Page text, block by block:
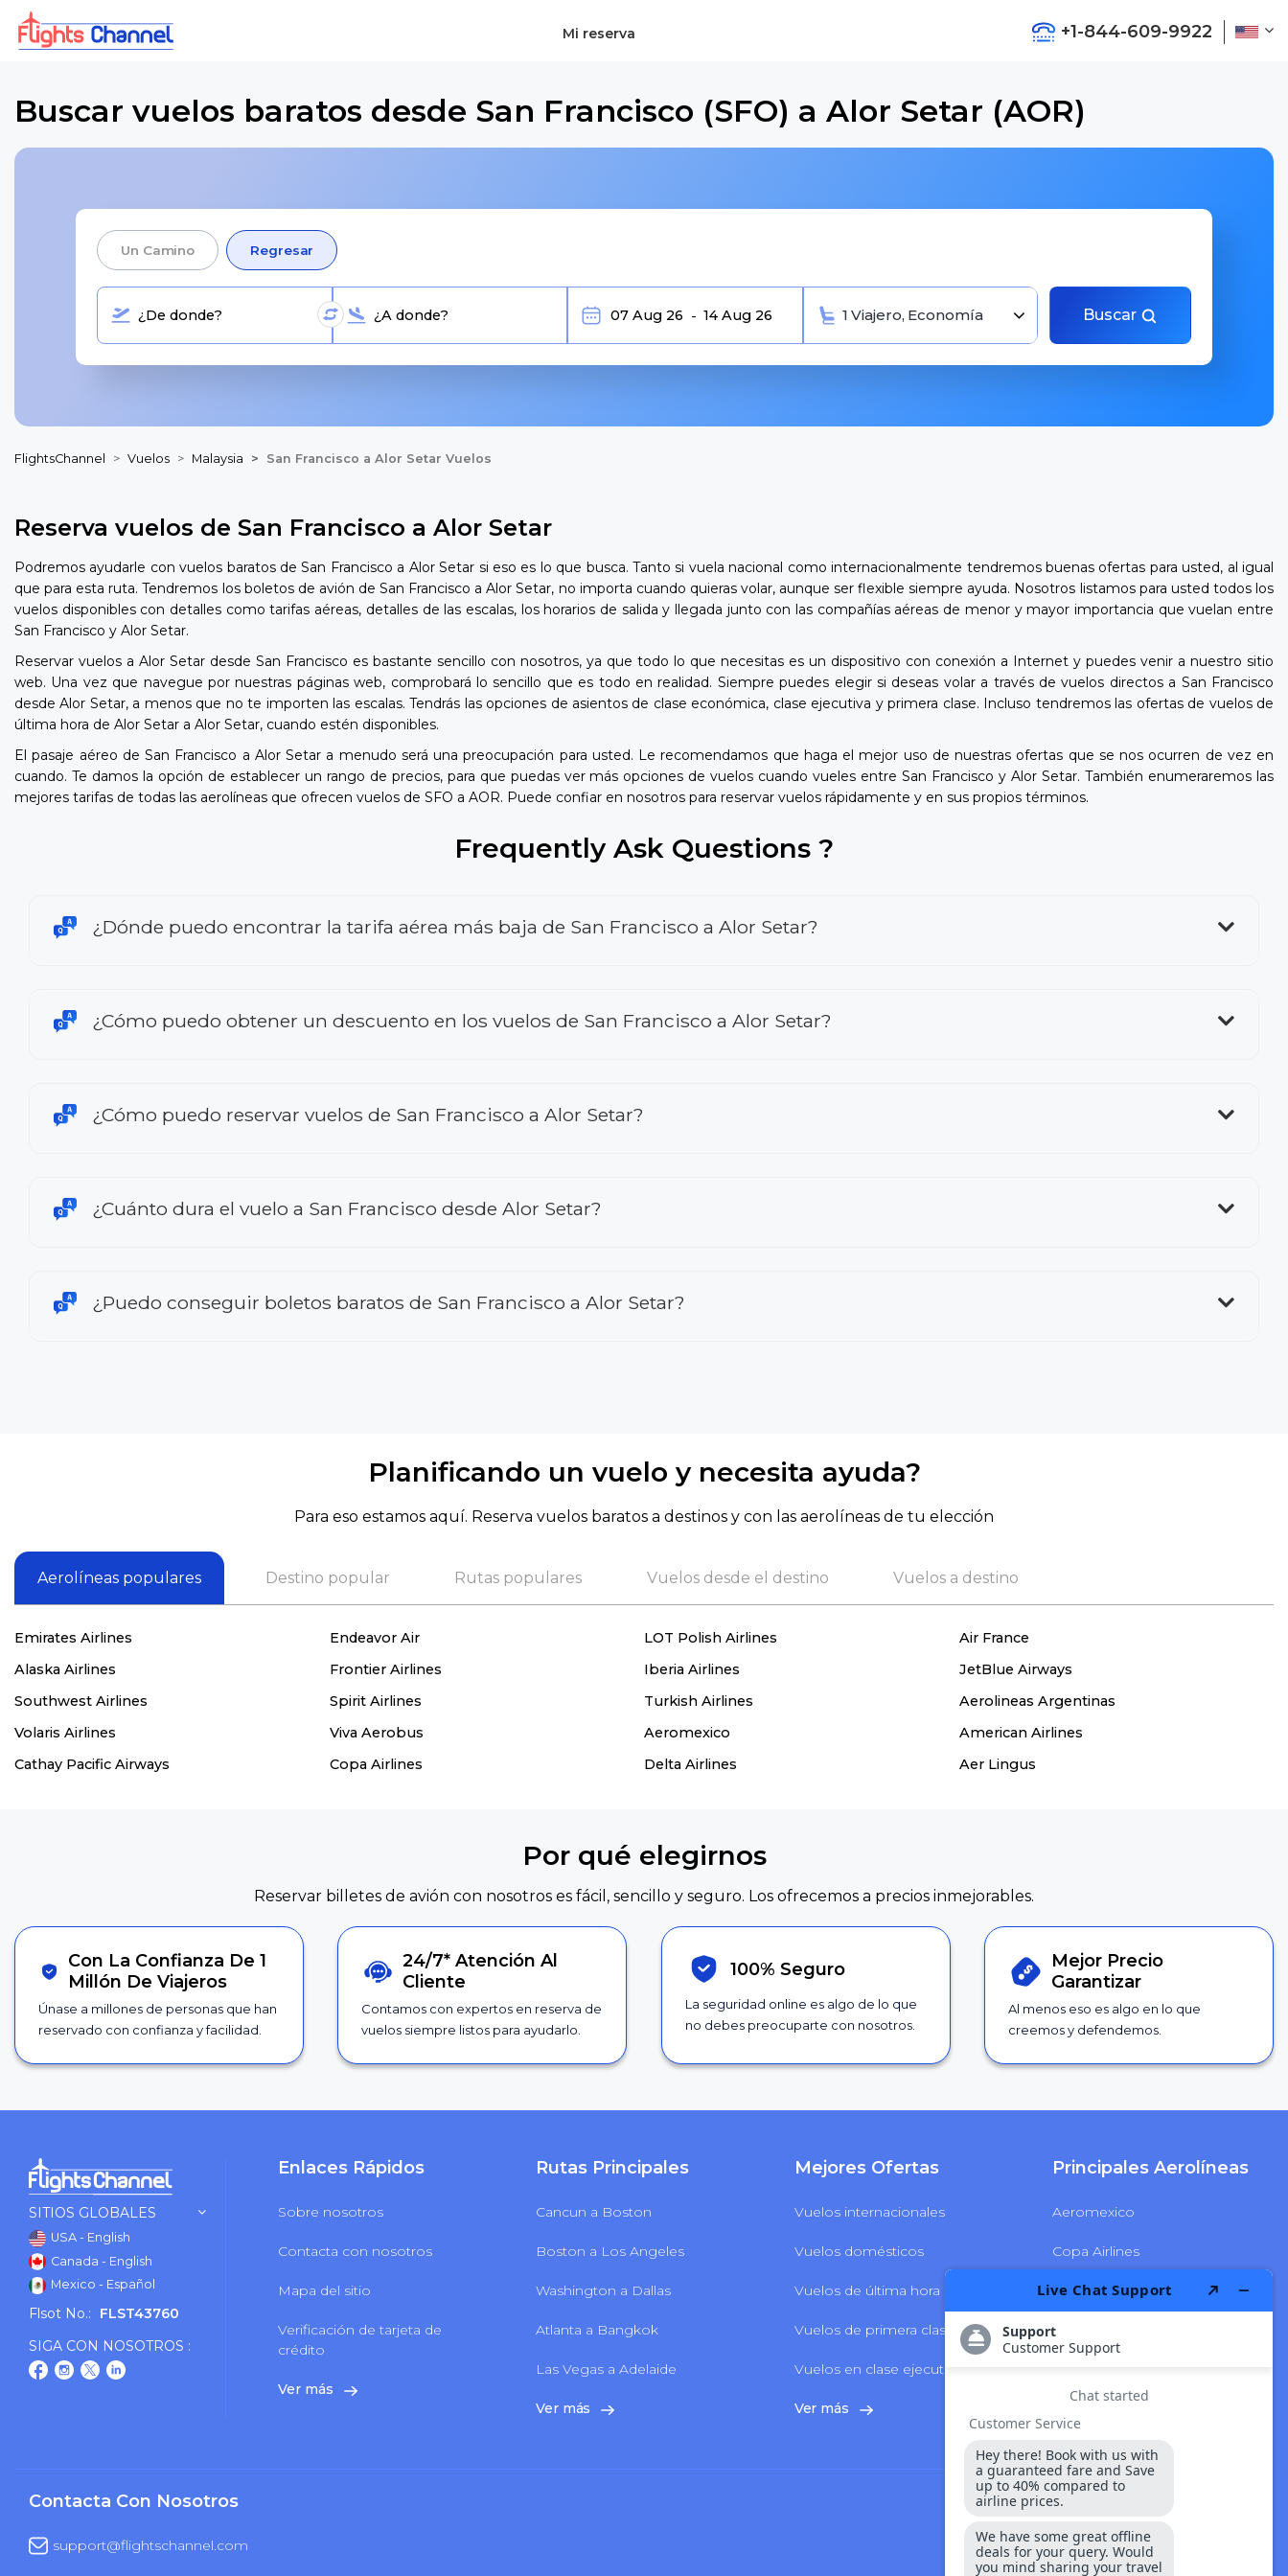
Mi reserva +1-844-609-9922
Buscar vuelos baratos desde San Francisco (SFO) a Alor Setar (AOR)
Un Camino Regresar
1 Viajero, Economía Buscar
FlightsChannel Vuelos Malaysia San Francisco a Alor Setar Vuelos
Reserva vuelos de San Francisco a Alor Setar
Podremos ayudarle con vuelos baratos de San Francisco a Alor Setar si eso es lo que busca. Tanto si vuela nacional como internacionalmente tendremos buenas ofertas para usted, al igual
que para esta ruta. Tendremos los boletos de avión de San Francisco a Alor Setar, no importa cuando quieras volar, aunque ser flexible siempre ayuda. Nosotros listamos para usted todos los
vuelos disponibles con detalles como tarifas aéreas, detalles de las escalas, los horarios de salida y llegada junto con las compañías aéreas de menor y mayor importancia que vuelan entre
San Francisco y Alor Setar.
Reservar vuelos a Alor Setar desde San Francisco es bastante sencillo con nosotros, ya que todo lo que necesitas es un dispositivo con conexión a Internet y puedes venir a nuestro sitio
web. Una vez que navegue por nuestras páginas web, comprobará lo sencillo que es todo en realidad. Siempre puedes elegir si deseas volar a través de vuelos directos a San Francisco
desde Alor Setar, a menos que no te importen las escalas. Tendrás las opciones de asientos de clase económica, clase ejecutiva y primera clase. Incluso tendremos las ofertas de vuelos de
última hora de Alor Setar a Alor Setar, cuando estén disponibles.
El pasaje aéreo de San Francisco a Alor Setar a menudo será una preocupación para usted. Le recomendamos que haga el mejor uso de nuestras ofertas que se nos ocurren de vez en
cuando. Te damos la opción de establecer un rango de precios, para que puedas ver más opciones de vuelos cuando vueles entre San Francisco y Alor Setar. También enumeraremos las
mejores tarifas de todas las aerolíneas que ofrecen vuelos de SFO a AOR. Puede confiar en nosotros para reservar vuelos rápidamente y en sus propios términos.
Frequently Ask Questions ?
¿Dónde puedo encontrar la tarifa aérea más baja de San Francisco a Alor Setar?
¿Cómo puedo obtener un descuento en los vuelos de San Francisco a Alor Setar?
¿Cómo puedo reservar vuelos de San Francisco a Alor Setar?
¿Cuánto dura el vuelo a San Francisco desde Alor Setar?
¿Puedo conseguir boletos baratos de San Francisco a Alor Setar?
Planificando un vuelo y necesita ayuda?
Para eso estamos aquí. Reserva vuelos baratos a destinos y con las aerolíneas de tu elección
Aerolíneas populares Destino popular Rutas populares Vuelos desde el destino Vuelos a destino
Emirates Airlines Endeavor Air LOT Polish Airlines
Air France
Alaska Airlines
Frontier Airlines Iberia Airlines
JetBlue Airways
Southwest Airlines
Spirit Airlines Turkish Airlines
Aerolineas Argentinas
Volaris Airlines
Viva Aerobus Aeromexico
American Airlines
Cathay Pacific Airways
Copa Airlines Delta Airlines Aer Lingus
Por qué elegirnos
Reservar billetes de avión con nosotros es fácil, sencillo y seguro. Los ofrecemos a precios inmejorables.
Con La Confianza De 1
Millón De Viajeros
Únase a millones de personas que han
reservado con confianza y facilidad.
24/7*Atención Al
Cliente
Contamos con expertos en reserva de
vuelos siempre listos para ayudarlo.
100% Seguro
La seguridad online es algo de lo que
no debes preocuparte con nosotros.
Mejor Precio
Garantizar
Al menos eso es algo en lo que
creemos y defendemos.
SITIOS GLOBALES
USA - English
Canada - English
Mexico - Español
Flsot No.:
FLST43760
SIGA CON NOSOTROS :
Enlaces Rápidos
Sobre nosotros
Contacta con nosotros
Mapa del sitio
Verificación de tarjeta de
crédito
Ver más
Rutas Principales
Cancun a Boston
Boston a Los Angeles
Washington a Dallas
Atlanta a Bangkok
Las Vegas a Adelaide
Ver más
Mejores Ofertas
Vuelos internacionales
Vuelos domésticos
Vuelos de última hora
Vuelos de primera clase
Vuelos en clase ejecutiva
Ver más
Principales Aerolíneas
Aeromexico
Copa Airlines
Delta Airlines
LATAM Airlines
Contacta Con Nosotros
support@flightschannel.com